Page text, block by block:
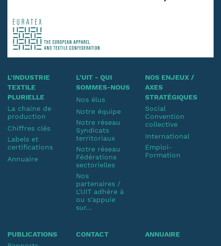
L'INDUSTRIE
TEXTILE
PLURIELLE
La chaine de
production
Chiffres clés
Labels et
certifications
Annuaire
L'UIT - QUI
SOMMES-NOUS
Nos élus
Notre équipe
Notre réseau
Syndicats
territoriaux
Notre réseau
Fédérations
sectorielles
Nos
partenaires /
L'UIT adhère à
ou s'appuie
sur...
NOS ENJEUX /
AXES
STRATÉGIQUES
Social
Convention
collective
International
Emploi-
Formation
PUBLICATIONS
CONTACT ANNUAIRE